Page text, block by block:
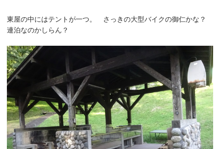
東屋の中にはテントが一つ。 さっきの大型バイクの御仁かな？
連泊なのかしらん？